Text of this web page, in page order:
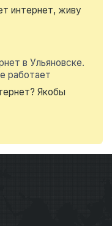
интернет, живу
в Ульяновске.
работает
Якобы